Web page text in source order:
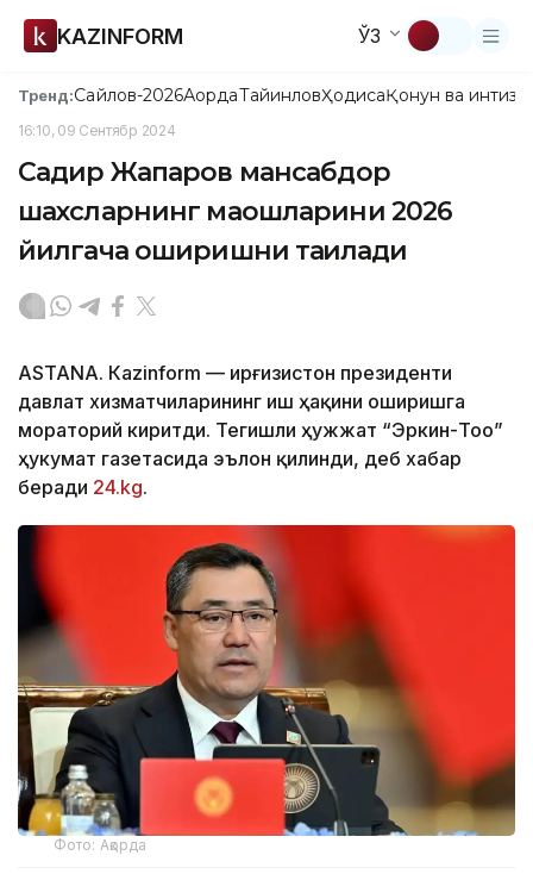
KAZINFORM ЎЗ
Тренд:Сайлов-2026АқордаТайинловҲодисаҚонун ва
16:10, 09 Сентябр 2024
Садир Жапаров мансабдор
шахсларнинг маошларини 2026
йилгача оширишни тақиқлади
ASTANА. Кazinform — Қирғизистон президенти
давлат хизматчиларининг иш ҳақини оширишга
мораторий киритди. Тегишли ҳужжат “Эркин-Тоо”
ҳукумат газетасида эълон қилинди, деб хабар
беради 24.kg.
Фото: Ақорда